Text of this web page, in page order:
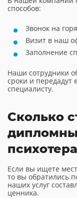
способов:
Звонок на
Визит в наш
Заполнение
Наши сотрудники
сроки и передадут
специалисту.
Сколько
Если вы ищете
то вы обратились
наших услуг
ценника.